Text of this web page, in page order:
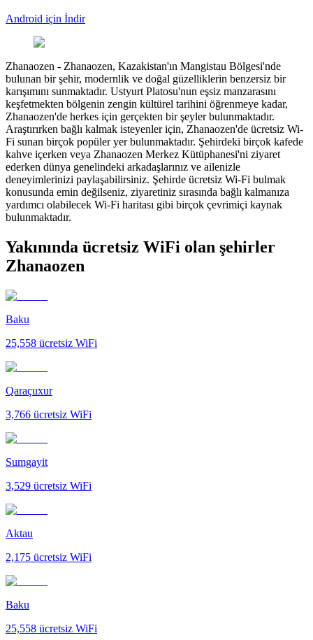
Android için İndir
Zhanaozen - Zhanaozen, Kazakistan'ın Mangistau Bölgesi'nde
bulunan bir şehir, modernlik ve doğal güzelliklerin benzersiz bir
karışımını sunmaktadır. Ustyurt Platosu'nun eşsiz manzarasını
keşfetmekten bölgenin zengin kültürel tarihini öğrenmeye kadar,
Zhanaozen'de herkes için gerçekten bir şeyler bulunmaktadır.
Araştırırken bağlı kalmak isteyenler için, Zhanaozen'de ücretsiz Wi-
Fi sunan birçok popüler yer bulunmaktadır. Şehirdeki birçok kafede
kahve içerken veya Zhanaozen Merkez Kütüphanesi'ni ziyaret
ederken dünya genelindeki arkadaşlarınız ve ailenizle
deneyimlerinizi paylaşabilirsiniz. Şehirde ücretsiz Wi-Fi bulmak
konusunda emin değilseniz, ziyaretiniz sırasında bağlı kalmanıza
yardımcı olabilecek Wi-Fi haritası gibi birçok çevrimiçi kaynak
bulunmaktadır.
Yakınında ücretsiz WiFi olan şehirler
Zhanaozen
Baku
25,558 ücretsiz WiFi
Qaraçuxur
3,766 ücretsiz WiFi
Sumgayit
3,529 ücretsiz WiFi
Aktau
2,175 ücretsiz WiFi
Baku
25,558 ücretsiz WiFi